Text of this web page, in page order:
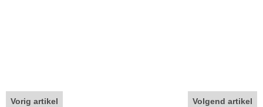
Vorig artikel Volgend artikel